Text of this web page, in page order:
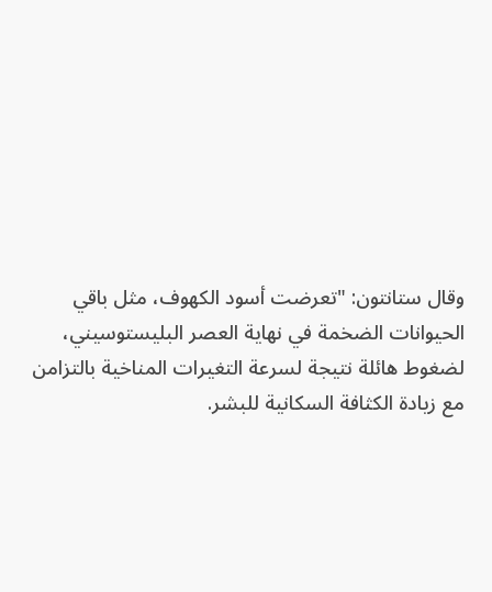
وقال ستانتون: "تعرضت أسود الكهوف، مثل باقي
الحيوانات الضخمة في نهاية العصر البليستوسيني،
لضغوط هائلة نتيجة لسرعة التغيرات المناخية بالتزامن
مع زيادة الكثافة السكانية للبشر.